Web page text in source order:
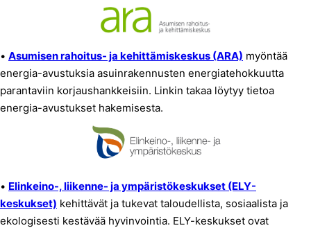
• Asumisen rahoitus- ja kehittämiskeskus (ARA) myöntää
energia-avustuksia asuinrakennusten energiatehokkuutta
parantaviin korjaushankkeisiin. Linkin takaa löytyy tietoa
energia-avustukset hakemisesta.
• Elinkeino-, liikenne- ja ympäristökeskukset (ELY-
keskukset) kehittävät ja tukevat taloudellista, sosiaalista ja
ekologisesti kestävää hyvinvointia. ELY-keskukset ovat